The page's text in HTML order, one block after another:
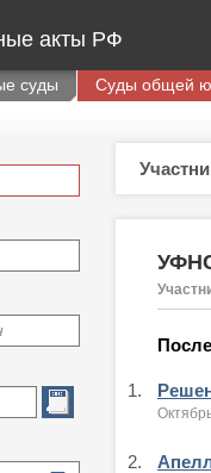
акты РФ
суды Суды общей
1.
2.